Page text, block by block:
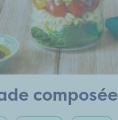
composée